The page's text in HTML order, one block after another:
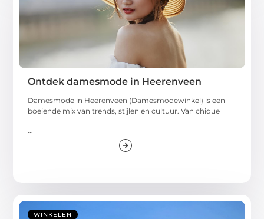
Ontdek damesmode in Heerenveen
Damesmode in Heerenveen (Damesmodewinkel) is een
boeiende mix van trends, stijlen en cultuur. Van chique
WINKELEN